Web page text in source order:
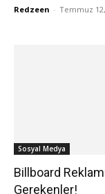
Redzeen - Temmuz
Sosyal Medya
Billboard
Gerekenler!